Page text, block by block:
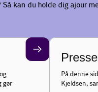
kan du holde dig ajour
gør
Presse
På denne
Kjeldsen,